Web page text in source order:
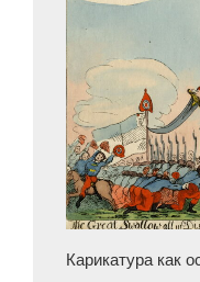
суп»
и
Карикатура как